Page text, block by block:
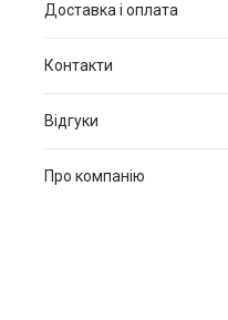
Доставка і оплата
Контакти
Відгуки
Про компанію